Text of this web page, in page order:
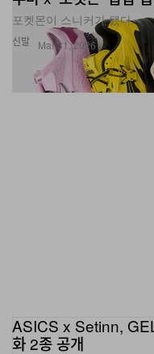
신발
포켓몬이 스니커가 됐다.
Mar 31, 2026
ASICS x Setinn,
화 2종 공개